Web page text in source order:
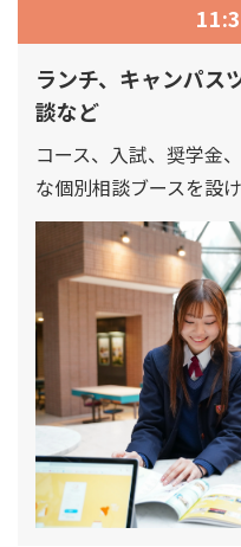
ランチ、キャンパス
談など
コース、入試、奨学金
な個別相談ブースを設